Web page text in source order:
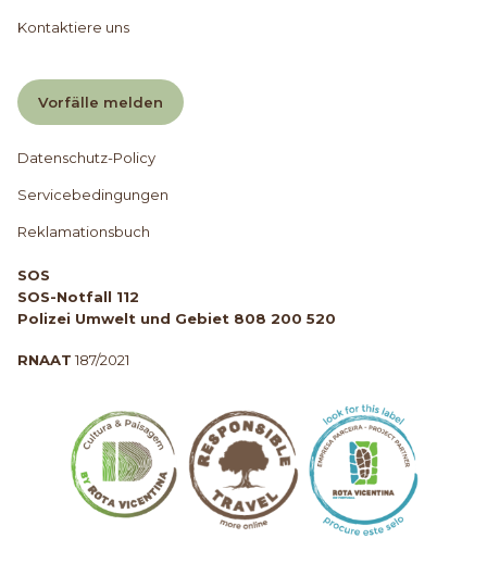
Kontaktiere uns
Vorfälle melden
Datenschutz-Policy
Servicebedingungen
Reklamationsbuch
SOS
SOS-Notfall 112
Polizei Umwelt und Gebiet 808 200 520
RNAAT 187/2021